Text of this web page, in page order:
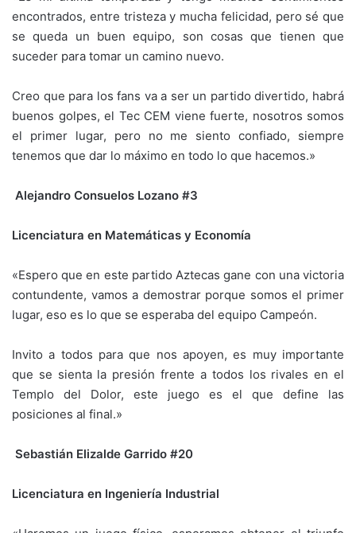
encontrados, entre tristeza y mucha felicidad, pero sé que
se queda un buen equipo, son cosas que tienen que
suceder para tomar un camino nuevo.
Creo que para los fans va a ser un partido divertido, habrá
buenos golpes, el Tec CEM viene fuerte, nosotros somos
el primer lugar, pero no me siento confiado, siempre
tenemos que dar lo máximo en todo lo que hacemos.»
Alejandro Consuelos Lozano #3
Licenciatura en Matemáticas y Economía
«Espero que en este partido Aztecas gane con una victoria
contundente, vamos a demostrar porque somos el primer
lugar, eso es lo que se esperaba del equipo Campeón.
Invito a todos para que nos apoyen, es muy importante
que se sienta la presión frente a todos los rivales en el
Templo del Dolor, este juego es el que define las
posiciones al final.»
Sebastián Elizalde Garrido #20
Licenciatura en Ingeniería Industrial